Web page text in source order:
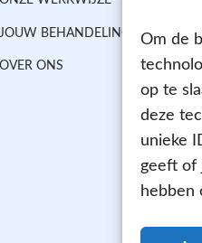
Om de
op te
deze
unieke
geeft of
hebben
JOUW BEHANDELING
OVER ONS